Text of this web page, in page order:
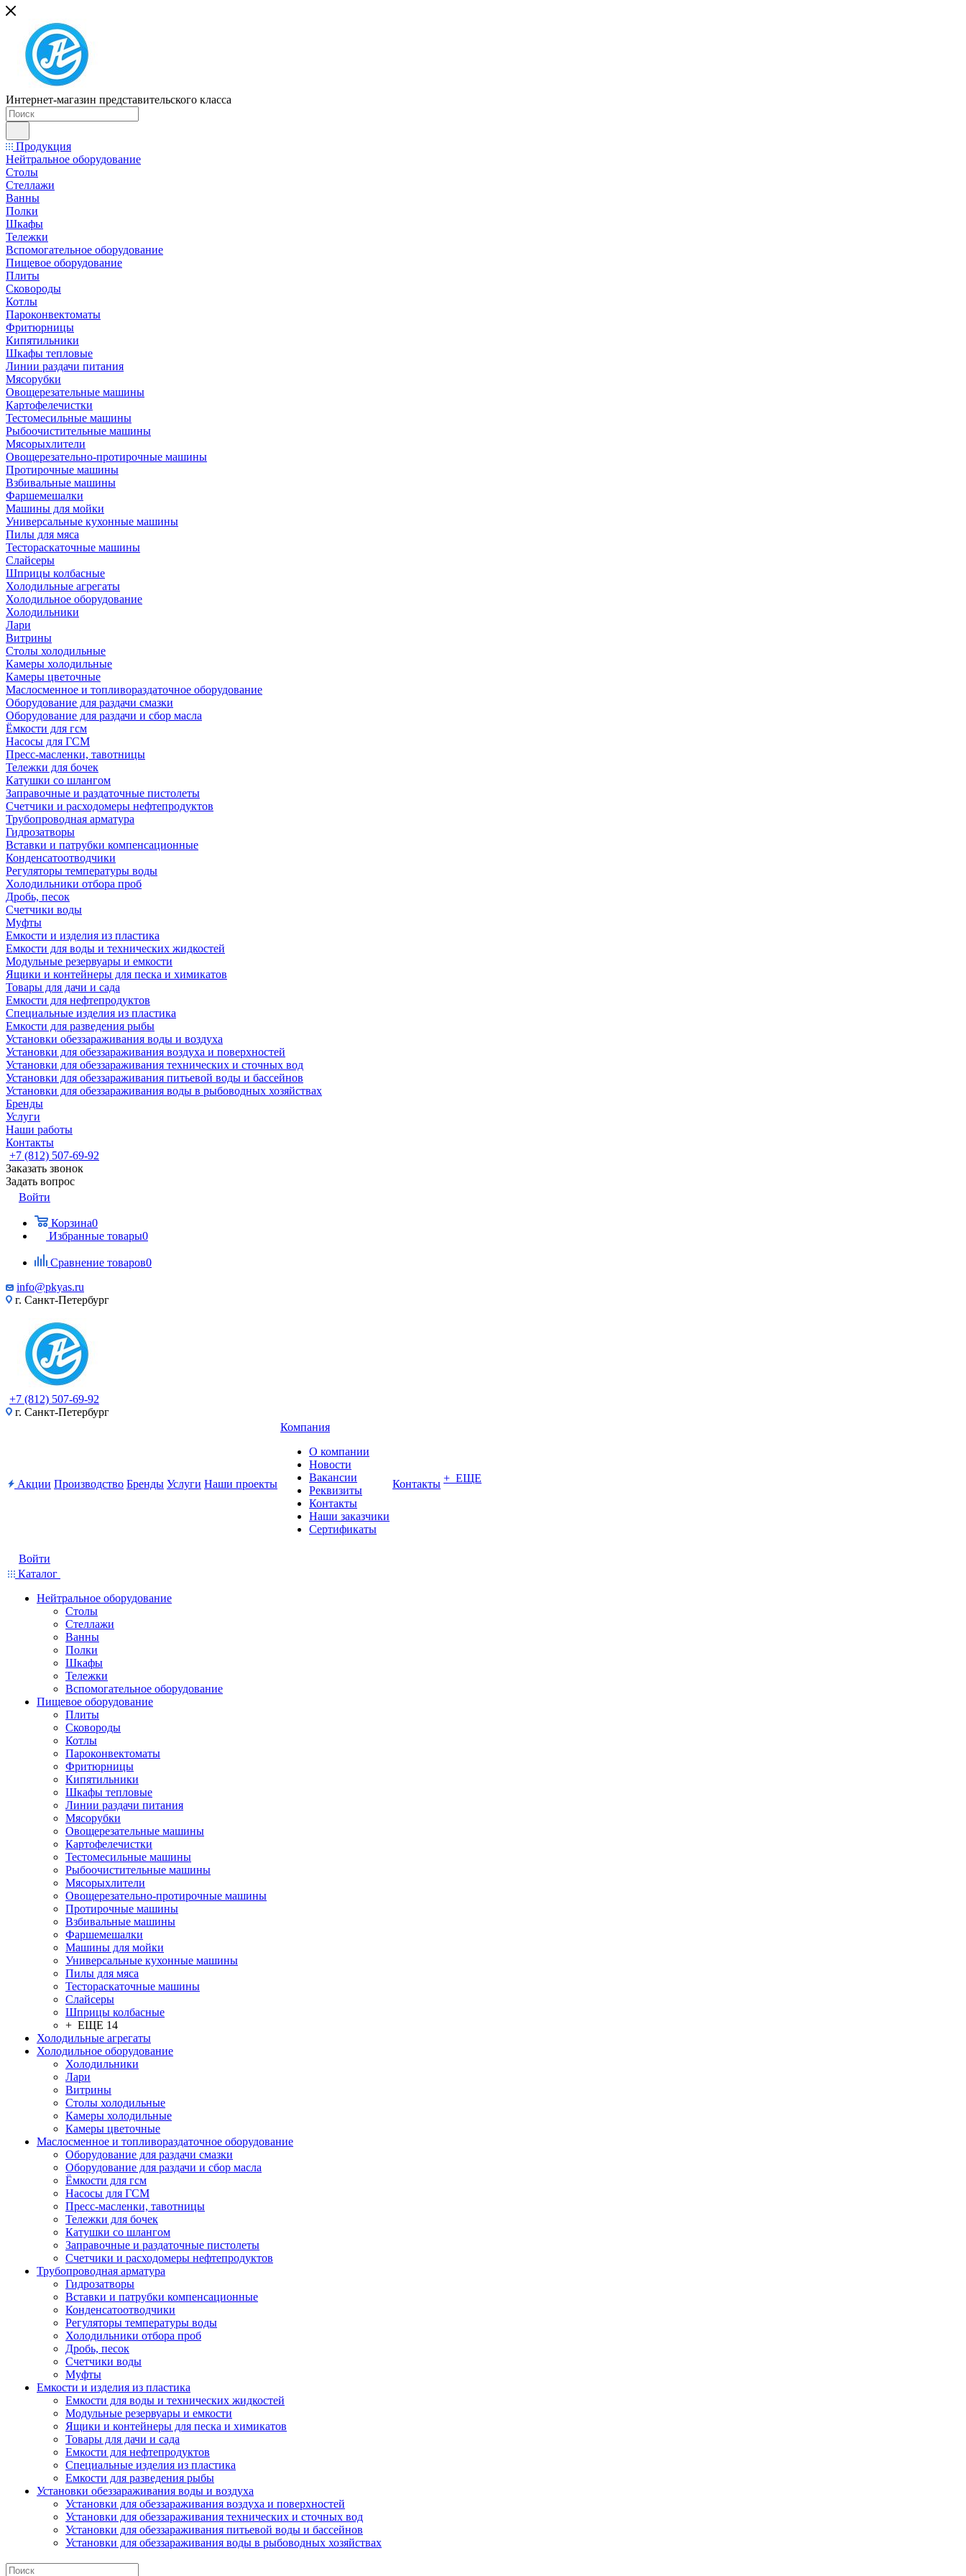
Интернет-магазин представительского класса
Продукция
Нейтральное оборудование
Столы
Стеллажи
Ванны
Полки
Шкафы
Тележки
Вспомогательное оборудование
Пищевое оборудование
Плиты
Сковороды
Котлы
Пароконвектоматы
Фритюрницы
Кипятильники
Шкафы тепловые
Линии раздачи питания
Мясорубки
Овощерезательные машины
Картофелечистки
Тестомесильные машины
Рыбоочистительные машины
Мясорыхлители
Овощерезательно-протирочные машины
Протирочные машины
Взбивальные машины
Фаршемешалки
Машины для мойки
Универсальные кухонные машины
Пилы для мяса
Тестораскаточные машины
Слайсеры
Шприцы колбасные
Холодильные агрегаты
Холодильное оборудование
Холодильники
Лари
Витрины
Столы холодильные
Камеры холодильные
Камеры цветочные
Маслосменное и топливораздаточное оборудование
Оборудование для раздачи смазки
Оборудование для раздачи и сбор масла
Ёмкости для гсм
Насосы для ГСМ
Пресс-масленки, тавотницы
Тележки для бочек
Катушки со шлангом
Заправочные и раздаточные пистолеты
Счетчики и расходомеры нефтепродуктов
Трубопроводная арматура
Гидрозатворы
Вставки и патрубки компенсационные
Конденсатоотводчики
Регуляторы температуры воды
Холодильники отбора проб
Дробь, песок
Счетчики воды
Муфты
Емкости и изделия из пластика
Емкости для воды и технических жидкостей
Модульные резервуары и емкости
Ящики и контейнеры для песка и химикатов
Товары для дачи и сада
Емкости для нефтепродуктов
Специальные изделия из пластика
Емкости для разведения рыбы
Установки обеззараживания воды и воздуха
Установки для обеззараживания воздуха и поверхностей
Установки для обеззараживания технических и сточных вод
Установки для обеззараживания питьевой воды и бассейнов
Установки для обеззараживания воды в рыбоводных хозяйствах
Бренды
Услуги
Наши работы
Контакты
+7 (812) 507-69-92
Заказать звонок
Задать вопрос
Войти
Корзина0
Избранные товары0
Сравнение товаров0
info@pkyas.ru
г. Санкт-Петербург
+7 (812) 507-69-92
г. Санкт-Петербург
Акции Производство Бренды Услуги Наши проекты
Компания
О компании
Новости
Вакансии
Реквизиты
Контакты
Наши заказчики
Сертификаты
Контакты + ЕЩЕ
Войти
Каталог
Нейтральное оборудование
Столы
Стеллажи
Ванны
Полки
Шкафы
Тележки
Вспомогательное оборудование
Пищевое оборудование
Плиты
Сковороды
Котлы
Пароконвектоматы
Фритюрницы
Кипятильники
Шкафы тепловые
Линии раздачи питания
Мясорубки
Овощерезательные машины
Картофелечистки
Тестомесильные машины
Рыбоочистительные машины
Мясорыхлители
Овощерезательно-протирочные машины
Протирочные машины
Взбивальные машины
Фаршемешалки
Машины для мойки
Универсальные кухонные машины
Пилы для мяса
Тестораскаточные машины
Слайсеры
Шприцы колбасные
+ ЕЩЕ 14
Холодильные агрегаты
Холодильное оборудование
Холодильники
Лари
Витрины
Столы холодильные
Камеры холодильные
Камеры цветочные
Маслосменное и топливораздаточное оборудование
Оборудование для раздачи смазки
Оборудование для раздачи и сбор масла
Ёмкости для гсм
Насосы для ГСМ
Пресс-масленки, тавотницы
Тележки для бочек
Катушки со шлангом
Заправочные и раздаточные пистолеты
Счетчики и расходомеры нефтепродуктов
Трубопроводная арматура
Гидрозатворы
Вставки и патрубки компенсационные
Конденсатоотводчики
Регуляторы температуры воды
Холодильники отбора проб
Дробь, песок
Счетчики воды
Муфты
Емкости и изделия из пластика
Емкости для воды и технических жидкостей
Модульные резервуары и емкости
Ящики и контейнеры для песка и химикатов
Товары для дачи и сада
Емкости для нефтепродуктов
Специальные изделия из пластика
Емкости для разведения рыбы
Установки обеззараживания воды и воздуха
Установки для обеззараживания воздуха и поверхностей
Установки для обеззараживания технических и сточных вод
Установки для обеззараживания питьевой воды и бассейнов
Установки для обеззараживания воды в рыбоводных хозяйствах